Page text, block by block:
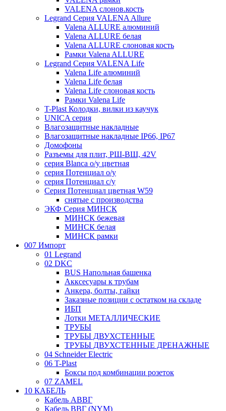
VALENA слонов.кость
Legrand Серия VALENA Allure
Valena ALLURE алюминий
Valena ALLURE белая
Valena ALLURE слоновая кость
Рамки Valena ALLURE
Legrand Серия VALENA Life
Valena Life алюминий
Valena Life белая
Valena Life слоновая кость
Рамки Valena Life
T-Plast Колодки, вилки из каучук
UNICA серия
Влагозащитные накладные
Влагозащитные накладные IP66, IP67
Домофоны
Разъемы для плит, РШ-ВШ, 42V
серия Blanca о/у цветная
серия Потенциал о/у
серия Потенциал с/у
Серия Потенциал цветная W59
снятые с производства
ЭКФ Серия МИНСК
МИНСК бежевая
МИНСК белая
МИНСК рамки
007 Импорт
01 Legrand
02 DKC
BUS Напольная башенка
Акксесуары к трубам
Анкера, болты, гайки
Заказные позиции с остатком на складе
ИБП
Лотки МЕТАЛЛИЧЕСКИЕ
ТРУБЫ
ТРУБЫ ДВУХСТЕННЫЕ
ТРУБЫ ДВУХСТЕННЫЕ ДРЕНАЖНЫЕ
04 Schneider Electric
06 T-Plast
Боксы под комбинации розеток
07 ZAMEL
10 КАБЕЛЬ
Кабель АВВГ
Кабель ВВГ (NYM)